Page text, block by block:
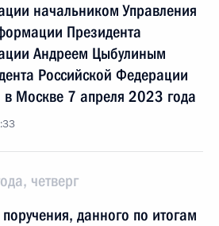
начальником Управления
Президента
Андреем Цыбулиным
Российской Федерации
в Москве 7 апреля 2023 года
четверг
данного по итогам